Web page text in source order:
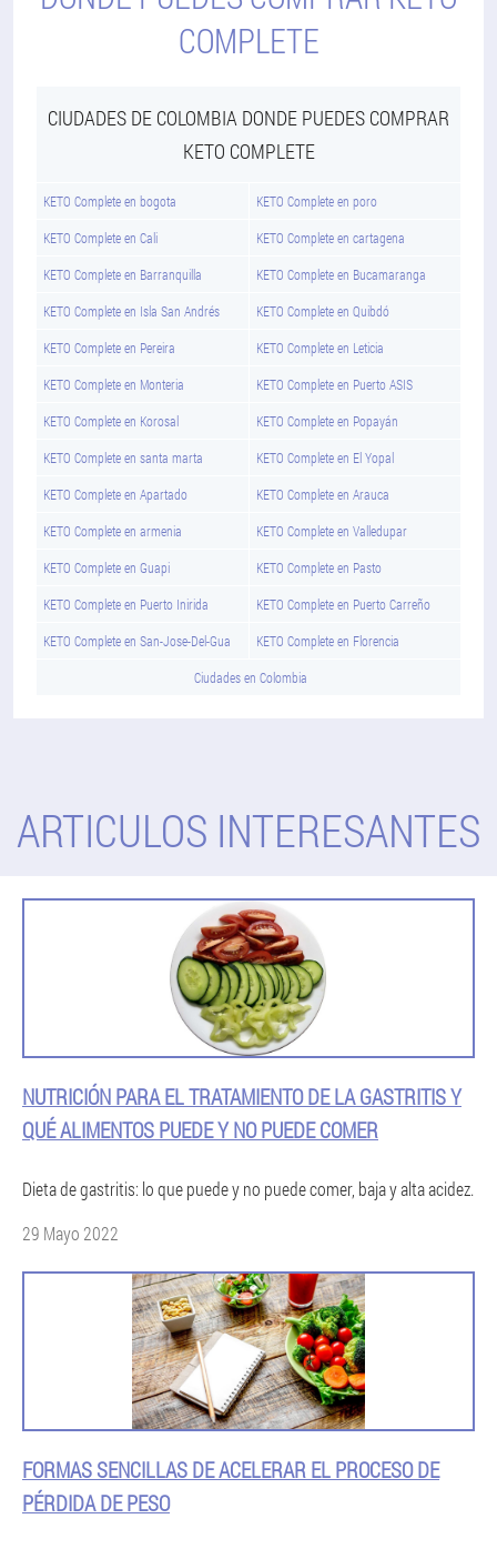
COMPLETE
CIUDADES DE COLOMBIA DONDE PUEDES COMPRAR
KETO COMPLETE
KETO Complete en bogota KETO Complete en poro
KETO Complete en Cali KETO Complete en cartagena
KETO Complete en Barranquilla KETO Complete en Bucamaranga
KETO Complete en Isla San Andrés KETO Complete en Quibdó
KETO Complete en Pereira KETO Complete en Leticia
KETO Complete en Monteria KETO Complete en Puerto ASIS
KETO Complete en Korosal KETO Complete en Popayán
KETO Complete en santa marta KETO Complete en El Yopal
KETO Complete en Apartado KETO Complete en Arauca
KETO Complete en armenia KETO Complete en Valledupar
KETO Complete en Guapi KETO Complete en Pasto
KETO Complete en Puerto Inirida KETO Complete en Puerto Carreño
KETO Complete en San-Jose-Del-Gua KETO Complete en Florencia
Ciudades en Colombia
ARTICULOS INTERESANTES
NUTRICIÓN PARA EL TRATAMIENTO DE LA GASTRITIS Y
QUÉ ALIMENTOS PUEDE Y NO PUEDE COMER
Dieta de gastritis: lo que puede y no puede comer, baja y alta acidez.
29 Mayo 2022
FORMAS SENCILLAS DE ACELERAR EL PROCESO DE
PÉRDIDA DE PESO